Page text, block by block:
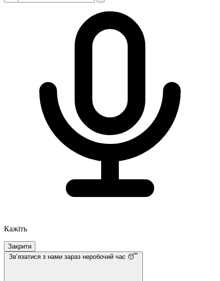
Кажіть
Закрити
Звʼязатися з нами зараз неробочий час 😴